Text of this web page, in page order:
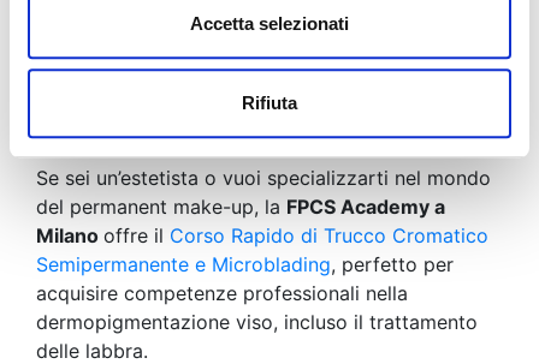
Accetta selezionati
Rifiuta
Che tu stia pensando di provarlo o di
conoscere le tecniche, i vantaggi e le modalità di
applicazione è il primo passo per ottenere o offrire
Se sei un’estetista o vuoi specializzarti nel mondo
del permanent make-up, la FPCS Academy a
Milano offre il Corso Rapido di Trucco Cromatico
Semipermanente e Microblading, perfetto per
acquisire competenze professionali nella
dermopigmentazione viso, incluso il trattamento
delle labbra.